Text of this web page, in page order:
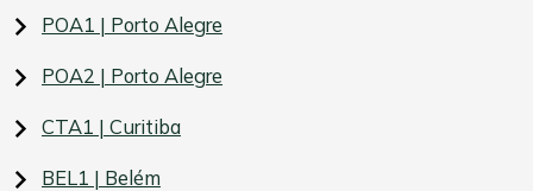
POA1 | Porto Alegre
POA2 | Porto Alegre
CTA1 | Curitiba
BEL1 | Belém